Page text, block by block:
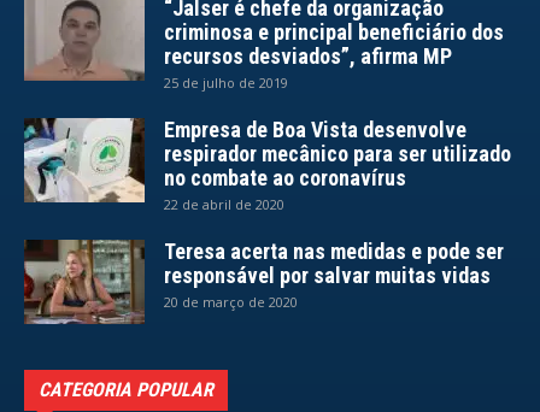
“Jalser é chefe da organização
criminosa e principal beneficiário dos
recursos desviados”, afirma MP
25 de julho de 2019
Empresa de Boa Vista desenvolve
respirador mecânico para ser utilizado
no combate ao coronavírus
22 de abril de 2020
Teresa acerta nas medidas e pode ser
responsável por salvar muitas vidas
20 de março de 2020
CATEGORIA POPULAR